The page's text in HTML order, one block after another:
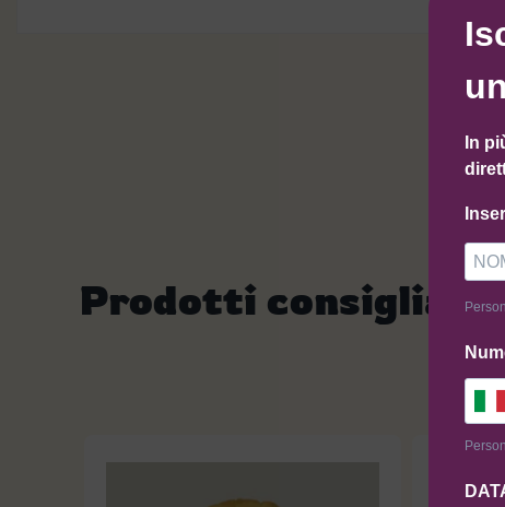
In
Prodotti consigliati